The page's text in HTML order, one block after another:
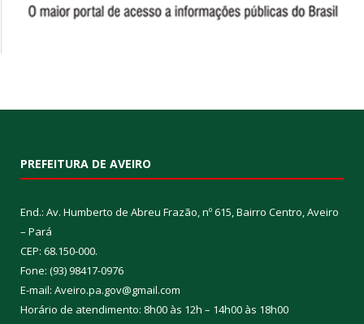
PREFEITURA DE AVEIRO
End.: Av. Humberto de Abreu Frazão, nº 615, Bairro Centro, Aveiro
– Pará
CEP: 68.150-000.
Fone: (93) 98417-0976
E-mail: Aveiro.pa.gov@gmail.com
Horário de atendimento: 8h00 às 12h – 14h00 às 18h00